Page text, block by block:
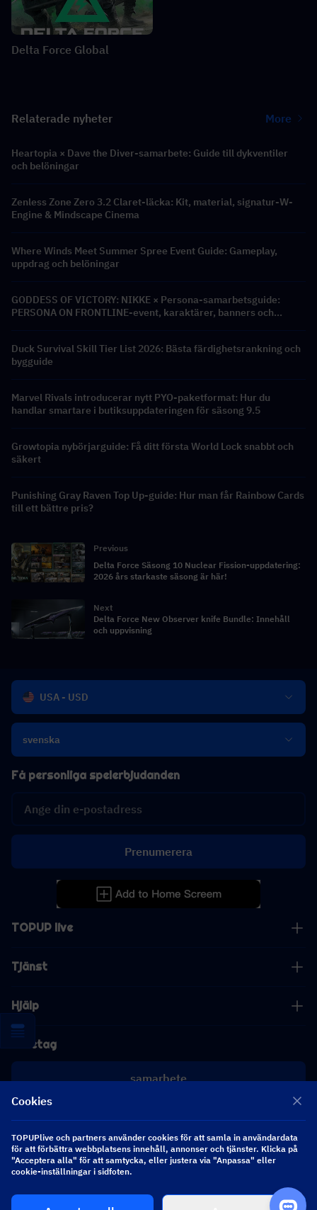
Delta Force Global
Relaterade nyheter More
Heartopia × Dave the Diver-samarbete: Guide till dykventiler
och belöningar
Zenless Zone Zero 3.2 Claret-läcka: Kit, material, signatur-W-
Engine & Mindscape Cinema
Where Winds Meet Summer Spree Event Guide: Gameplay,
uppdrag och belöningar
GODDESS OF VICTORY: NIKKE × Persona-samarbetsguide:
PERSONA ON FRONTLINE-event, karaktärer, banners och
Duck Survival Skill Tier List 2026: Bästa färdighetsrankning och
bygguide
Marvel Rivals introducerar nytt PYO-paketformat: Hur du
handlar smartare i butiksuppdateringen för säsong 9.5
Growtopia nybörjarguide: Få ditt första World Lock snabbt och
säkert
Punishing Gray Raven Top Up-guide: Hur man får Rainbow Cards
till ett bättre pris?
Previous
Delta Force Säsong 10 Nuclear Fission-uppdatering:
2026 års starkaste säsong är här!
Next
Delta Force New Observer knife Bundle: Innehåll
och uppvisning
USA - USD
svenska
TOPUP live
Tjänst
Hjälp
Företag
samarbete
[email protected]
Få personliga spelerbjudanden
Prenumerera
Följ oss
Cookies
TOPUPlive och partners använder cookies för att samla in användardata
för att förbättra webbplatsens innehåll, annonser och tjänster. Klicka på
"Acceptera alla" för att samtycka, eller justera via "Anpassa" eller
cookie-inställningar i sidfoten.